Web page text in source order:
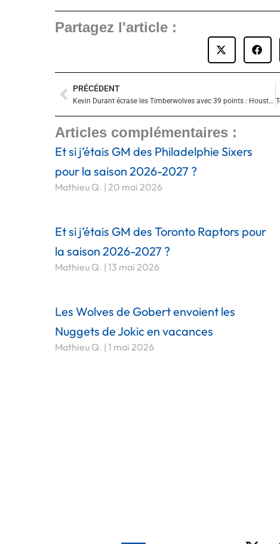
Partagez l'article :
Précédent
PRÉCÉDENT
Kevin Durant écrase les Timberwolves avec 39 points : Houston fait tomber Minnesota !
Articles complémentaires :
Et si j’étais GM des Philadelphie Sixers
pour la saison 2026-2027 ?
Mathieu Q. 20 mai 2026
Et si j’étais GM des Toronto Raptors pour
la saison 2026-2027 ?
Mathieu Q. 13 mai 2026
Les Wolves de Gobert envoient les
Nuggets de Jokic en vacances
Mathieu Q. 1 mai 2026
X-